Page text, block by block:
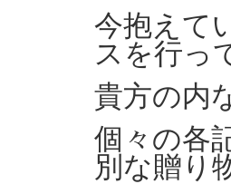
今抱えて
スを行っ
貴方の内
個々の各
別な贈り